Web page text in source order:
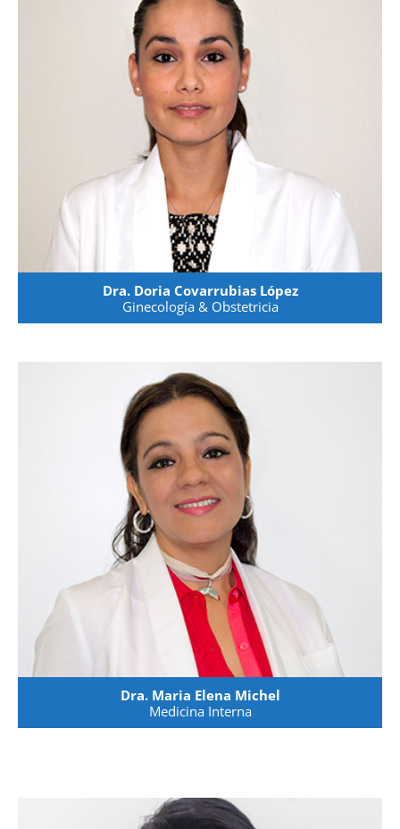
Dra. Doria Covarrubias López
Ginecología & Obstetricia
Dra. Maria Elena Michel
Medicina Interna